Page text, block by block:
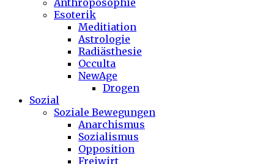
Anthroposophie
Esoterik
Meditiation
Astrologie
Radiästhesie
Occulta
NewAge
Drogen
Sozial
Soziale Bewegungen
Anarchismus
Sozialismus
Opposition
Freiwirt